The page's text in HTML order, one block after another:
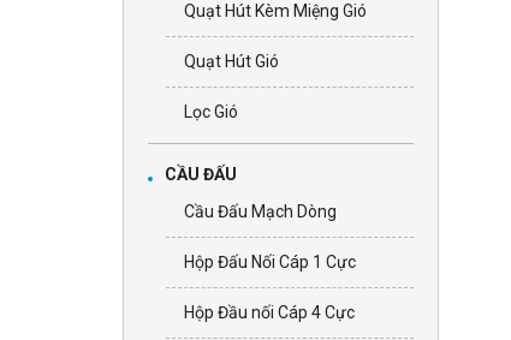
Quạt Hút Kèm Miệng Gió
Quạt Hút Gió
Lọc Gió
CẦU ĐẤU
Cầu Đấu Mạch Dòng
Hộp Đấu Nối Cáp 1 Cực
Hộp Đầu nối Cáp 4 Cực